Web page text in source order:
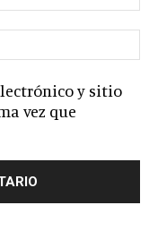
y sitio
vez que